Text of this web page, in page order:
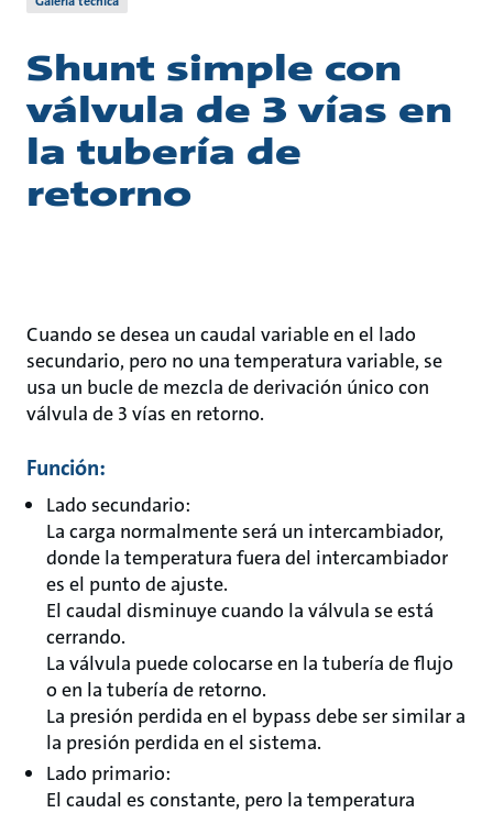
Shunt simple con
válvula de 3 vías en
la tubería de
retorno
Cuando se desea un caudal variable en el lado
secundario, pero no una temperatura variable, se
usa un bucle de mezcla de derivación único con
válvula de 3 vías en retorno.
Función:
Lado secundario:
La carga normalmente será un intercambiador,
donde la temperatura fuera del intercambiador
es el punto de ajuste.
El caudal disminuye cuando la válvula se está
cerrando.
La válvula puede colocarse en la tubería de flujo
o en la tubería de retorno.
La presión perdida en el bypass debe ser similar a
la presión perdida en el sistema.
Lado primario:
El caudal es constante, pero la temperatura